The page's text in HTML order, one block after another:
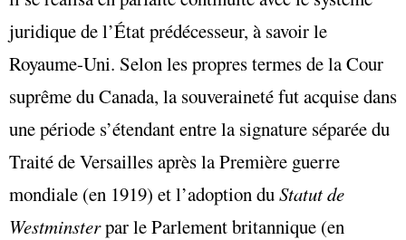
juridique de l’État prédécesseur, à savoir le
Royaume-Uni. Selon les propres termes de la Cour
suprême du Canada, la souveraineté fut acquise dans
une période s’étendant entre la signature séparée du
Traité de Versailles après la Première guerre
mondiale (en 1919) et l’adoption duStatut de
Westminsterpar le Parlement britannique (en